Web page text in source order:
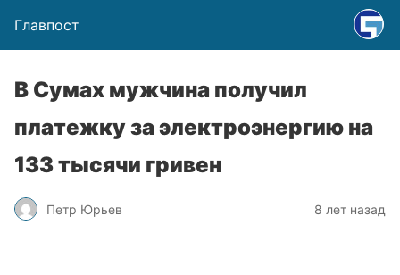
Главпост
В Сумах мужчина получил
платежку за электроэнергию на
133 тысячи гривен
Петр Юрьев 8 лет назад